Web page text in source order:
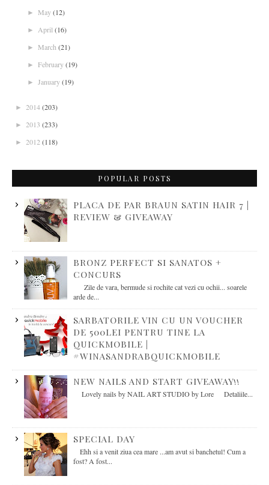
► May(12)
► April(16)
► March(21)
► February(19)
► January(19)
► 2014(203)
► 2013 (233)
► 2012 (118)
POPULAR POSTS
PLACA DE PAR BRAUN SATIN HAIR 7 |
REVIEW & GIVEAWAY
BRONZ PERFECT SI SANATOS +
CONCURS
Zile de vara, bermude si rochite cat vezi cu ochii... soarele
arde de...
SARBATORILE VIN CU UN VOUCHER
DE 500LEI PENTRU TINE LA
QUICKMOBILE |
#WINASANDRABQUICKMOBILE
NEW NAILS AND START GIVEAWAY!!
Lovely nails by NAIL ART STUDIO by Lore Detaliile...
SPECIAL DAY
Ehh si a venit ziua cea mare ...am avut si banchetul! Cum a
fost? A fost...